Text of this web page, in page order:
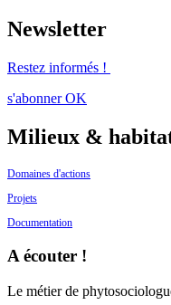
Newsletter
Restez informés !
s'abonner OK
Milieux &
Domaines d'actions
Projets
Documentation
A écouter !
Le métier de